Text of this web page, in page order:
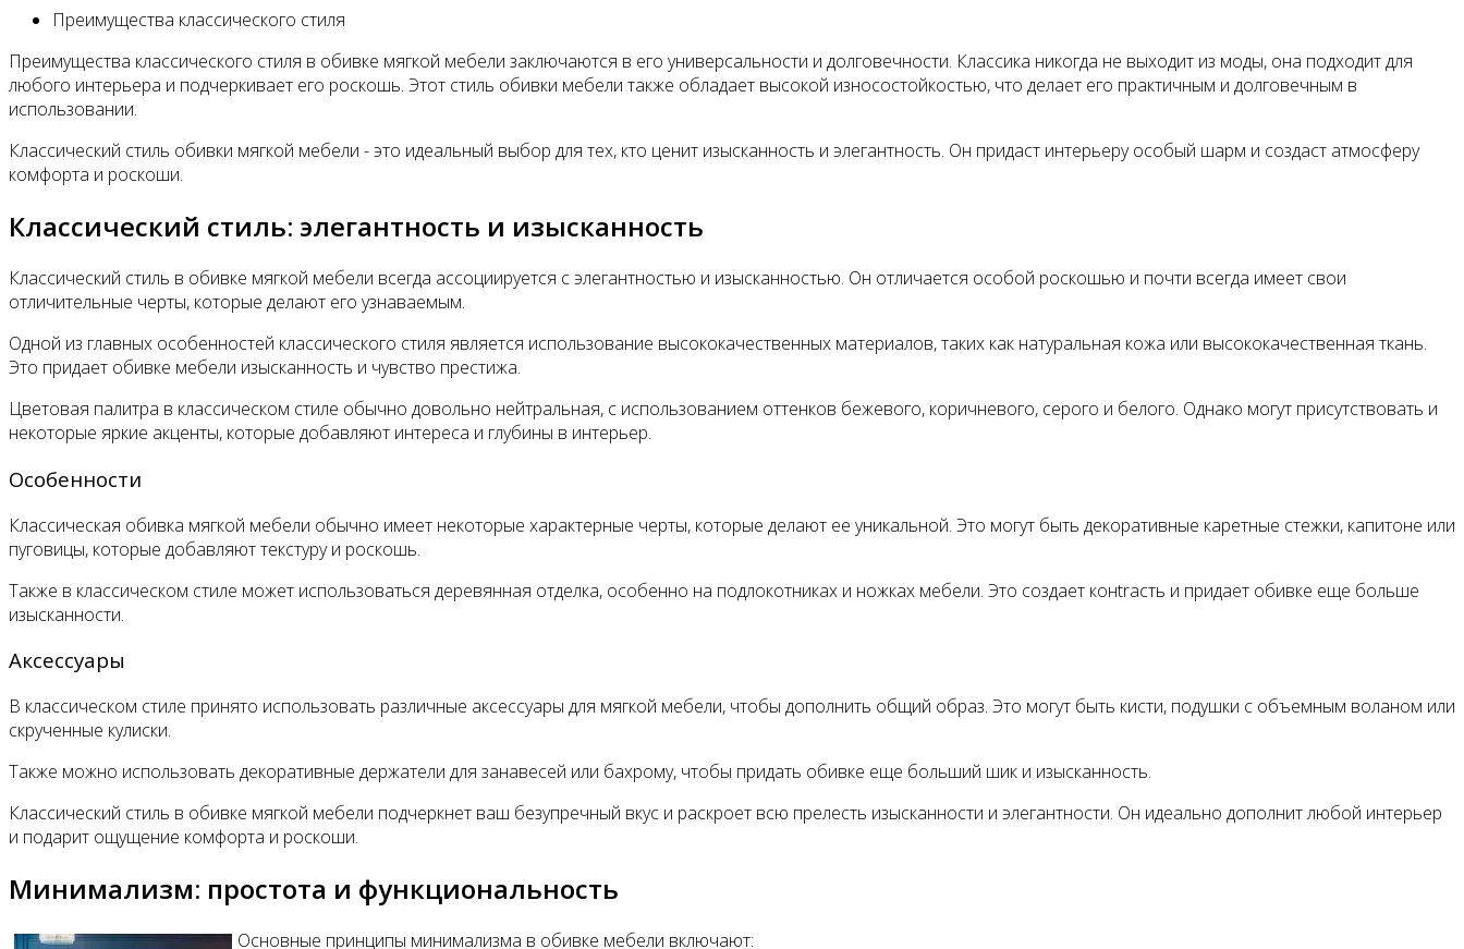
Преимущества классического стиля
Преимущества классического стиля в обивке мягкой мебели заключаются в его универсальности и долговечности. Классика никогда не выходит из моды, она подходит для
любого интерьера и подчеркивает его роскошь. Этот стиль обивки мебели также обладает высокой износостойкостью, что делает его практичным и долговечным в
использовании.
Классический стиль обивки мягкой мебели - это идеальный выбор для тех, кто ценит изысканность и элегантность. Он придаст интерьеру особый шарм и создаст атмосферу
комфорта и роскоши.
Классический стиль: элегантность и изысканность
Классический стиль в обивке мягкой мебели всегда ассоциируется с элегантностью и изысканностью. Он отличается особой роскошью и почти всегда имеет свои
отличительные черты, которые делают его узнаваемым.
Одной из главных особенностей классического стиля является использование высококачественных материалов, таких как натуральная кожа или высококачественная ткань.
Это придает обивке мебели изысканность и чувство престижа.
Цветовая палитра в классическом стиле обычно довольно нейтральная, с использованием оттенков бежевого, коричневого, серого и белого. Однако могут присутствовать и
некоторые яркие акценты, которые добавляют интереса и глубины в интерьер.
Особенности
Классическая обивка мягкой мебели обычно имеет некоторые характерные черты, которые делают ее уникальной. Это могут быть декоративные каретные стежки, капитоне или
пуговицы, которые добавляют текстуру и роскошь.
Также в классическом стиле может использоваться деревянная отделка, особенно на подлокотниках и ножках мебели. Это создает конtrасть и придает обивке еще больше
изысканности.
Аксессуары
В классическом стиле принято использовать различные аксессуары для мягкой мебели, чтобы дополнить общий образ. Это могут быть кисти, подушки с объемным воланом или
скрученные кулиски.
Также можно использовать декоративные держатели для занавесей или бахрому, чтобы придать обивке еще больший шик и изысканность.
Классический стиль в обивке мягкой мебели подчеркнет ваш безупречный вкус и раскроет всю прелесть изысканности и элегантности. Он идеально дополнит любой интерьер
и подарит ощущение комфорта и роскоши.
Минимализм: простота и функциональность
Основные принципы минимализма в обивке мебели включают: